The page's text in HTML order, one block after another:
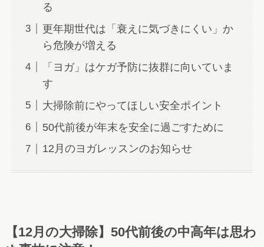
る
更年期世代は「衰えに気づきにくい」か
ら危険が増える
「ヨガ」はケガ予防に抜群に向いていま
す
大掃除前にやってほしい安全ポイント
50代前後が年末を安全に過ごすために
12月のヨガレッスンのお知らせ
【12月の大掃除】50代前後の中高年は思わ